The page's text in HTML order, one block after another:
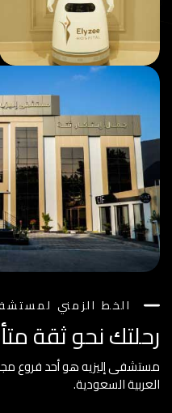
الخط الزمني
رحلتك نحو ثقة
مستشفى إليزيه هو أحد فروع
العربية السعودية.